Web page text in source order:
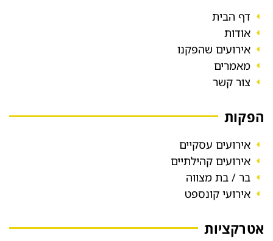
דף הבית
אודות
אירועים שהפקנו
מאמרים
צור קשר
הפקות
אירועים עסקיים
אירועים קהילתיים
בר / בת מצווה
אירועי קונספט
אטרקציות